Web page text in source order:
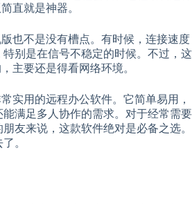
直就是神器。
也不是没有槽点。有时候，连接速度
别是在信号不稳定的时候。不过，这
主要还是得看网络环境。
实用的远程办公软件。它简单易用，
满足多人协作的需求。对于经常需要
友来说，这款软件绝对是必备之选。
。